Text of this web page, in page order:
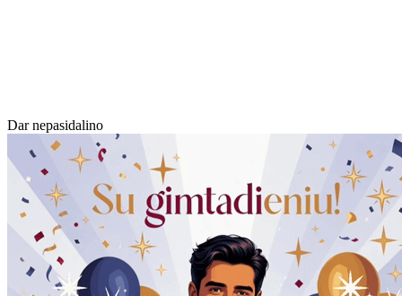
Dar nepasidalino